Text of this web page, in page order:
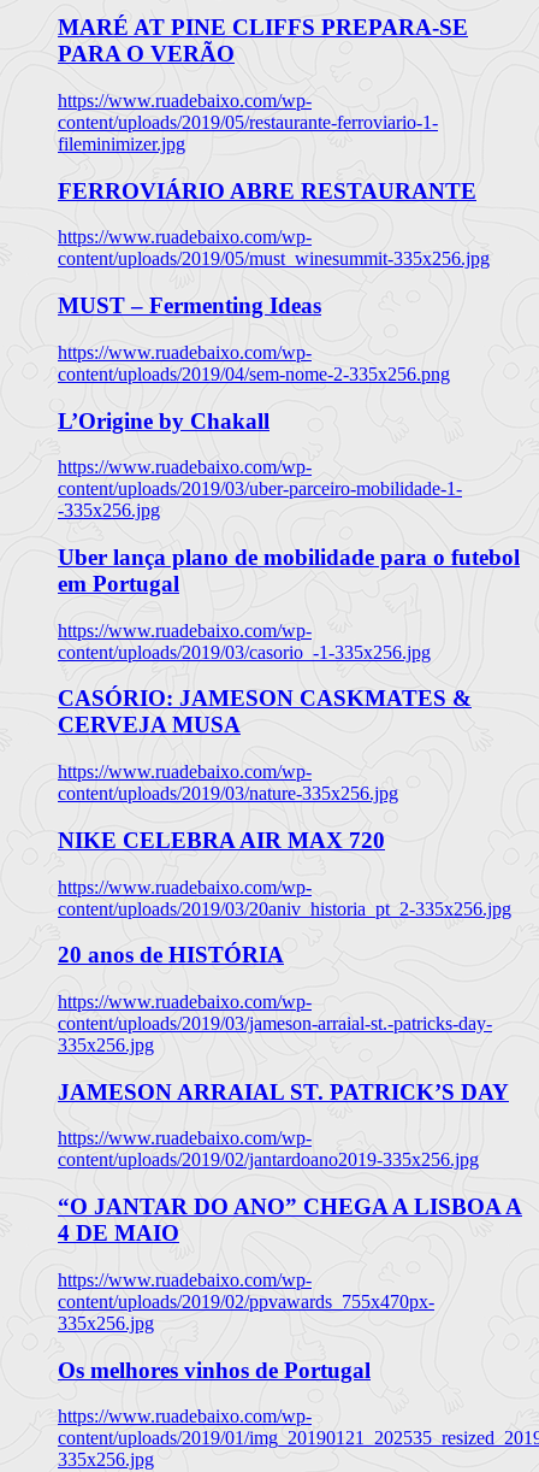
MARÉ AT PINE CLIFFS PREPARA-SE
PARA O VERÃO
https://www.ruadebaixo.com/wp-
content/uploads/2019/05/restaurante-ferroviario-1-
fileminimizer.jpg
FERROVIÁRIO ABRE RESTAURANTE
https://www.ruadebaixo.com/wp-
content/uploads/2019/05/must_winesummit-335x256.jpg
MUST – Fermenting Ideas
https://www.ruadebaixo.com/wp-
content/uploads/2019/04/sem-nome-2-335x256.png
L’Origine by Chakall
https://www.ruadebaixo.com/wp-
content/uploads/2019/03/uber-parceiro-mobilidade-1-
-335x256.jpg
Uber lança plano de mobilidade para o futebol
em Portugal
https://www.ruadebaixo.com/wp-
content/uploads/2019/03/casorio_-1-335x256.jpg
CASÓRIO: JAMESON CASKMATES &
CERVEJA MUSA
https://www.ruadebaixo.com/wp-
content/uploads/2019/03/nature-335x256.jpg
NIKE CELEBRA AIR MAX 720
https://www.ruadebaixo.com/wp-
content/uploads/2019/03/20aniv_historia_pt_2-335x256.jpg
20 anos de HISTÓRIA
https://www.ruadebaixo.com/wp-
content/uploads/2019/03/jameson-arraial-st.-patricks-day-
335x256.jpg
JAMESON ARRAIAL ST. PATRICK’S DAY
https://www.ruadebaixo.com/wp-
content/uploads/2019/02/jantardoano2019-335x256.jpg
“O JANTAR DO ANO” CHEGA A LISBOA A
4 DE MAIO
https://www.ruadebaixo.com/wp-
content/uploads/2019/02/ppvawards_755x470px-
335x256.jpg
Os melhores vinhos de Portugal
https://www.ruadebaixo.com/wp-
content/uploads/2019/01/
335x256.jpg